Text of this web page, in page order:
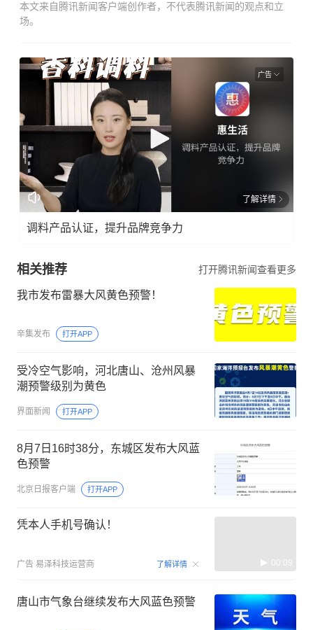
本文来自腾讯新闻客户端创作者，不代表腾讯新闻的观点和立
场。
广告
了解详情
调料产品认证，提升品牌竞争力
相关推荐 打开腾讯新闻查看更多
我市发布雷暴大风黄色预警！
辛集发布 打开APP
受冷空气影响，河北唐山、沧州风暴
潮预警级别为黄色
界面新闻 打开APP
8月7日16时38分，东城区发布大风蓝
色预警
北京日报客户端 打开APP
凭本人手机号确认！
广告 易泽科技运营商 了解详情 00:09
唐山市气象台继续发布大风蓝色预警